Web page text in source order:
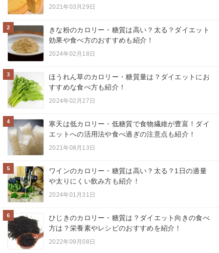
2021年03月29日
2
きな粉のカロリー・糖質は高い？太る？ダイエット
効果や食べ方のおすすめも紹介！
2024年02月18日
3
ほうれん草のカロリー・糖質量は？ダイエットにお
すすめな食べ方も紹介！
2024年02月27日
4
寒天は低カロリー・低糖質で食物繊維が豊富！ダイ
エットへの活用法や食べ過ぎの注意点も紹介！
2021年08月13日
5
ワインのカロリー・糖質は高い？太る？1日の適量
や太りにくい飲み方も紹介！
2024年01月31日
6
ひじきのカロリー・糖質は？ダイエット向きの食べ
方は？栄養素やレシピのおすすめを紹介！
2022年09月08日